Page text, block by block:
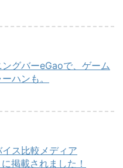
グバーeGaoで、ゲーム
ハンも。
ス比較メディア
掲載されました！